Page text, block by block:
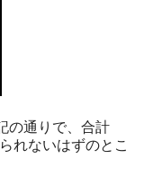
の通りで、合計
れないはずのとこ